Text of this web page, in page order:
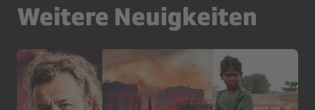
Weitere Neuigkeiten